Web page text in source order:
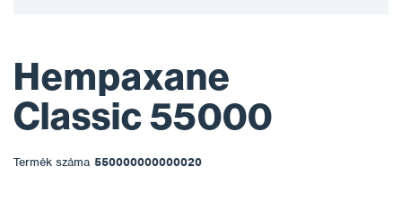
Hempaxane
Classic 55000
Termék száma 550000000000020